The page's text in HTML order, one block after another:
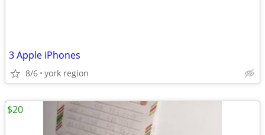
3 Apple iPhones
8/6 york region
$20